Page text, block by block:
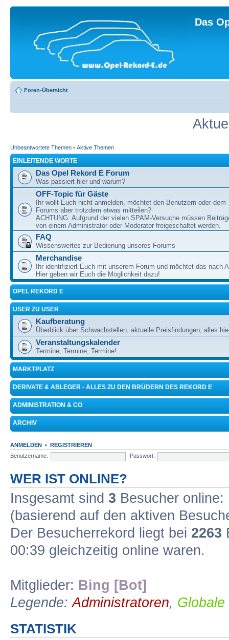
Das
Foren-Übersicht
Unbeantwortete Themen • Aktive Themen
EINLEITENDE WORTE
Das Opel Rekord E Forum
Was passiert hier und warum?
OFF-Topic für Gäste
Ihr wollt Euch nicht anmelden, möchtet den Benutzern oder dem
Forums aber trotzdem etwas mitteilen?
ACHTUNG: Aufgrund der vielen SPAM-Versuche müssen
von einem Administrator oder Moderator freigeschaltet werden.
FAQ
Wissenswertes zur Bedienung unseres Forums
Merchandise
Ihr identifiziert Euch mit unserem Forum und möchtet das nach
Hier geben wir Euch die Möglichkeit dazu!
OPEL REKORD E
USER ZU USER
Kaufberatung
Überblick über Schwachstellen, aktuelle Preisfindungen, alles
Veranstaltungskalender
Termine, Termine, Termine!
MARKTPLATZ
DERIVATE & ABLEGER - ALLES ZU DEN BRÜDERN DES REKORD E
ADMINISTRATION & CO
ARCHIV
ANMELDEN • REGISTRIEREN
Benutzername:
Passwort:
WER IST ONLINE?
Insgesamt sind 3 Besucher
(basierend auf den aktiven
Der Besucherrekord liegt bei 2263
00:39 gleichzeitig online waren.
Mitglieder: Bing [Bot]
Legende:Administratoren,
STATISTIK